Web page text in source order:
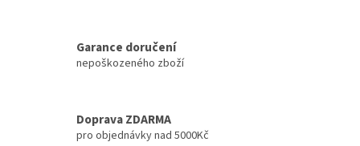
Garance doručení
nepoškozeného zboží
Doprava ZDARMA
pro objednávky nad 5000Kč